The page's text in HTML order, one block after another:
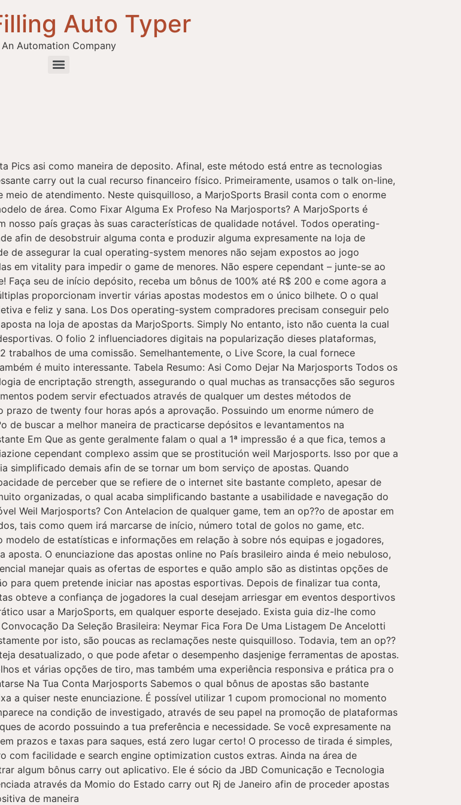
Auto Typer
An Automation Company
Pics asi como maneira de deposito. Afinal, este método está entre as tecnologias
carry out la cual recurso financeiro físico. Primeiramente, usamos o talk on-line,
de atendimento. Neste quisquilloso, a MarjoSports Brasil conta com o enorme
de área. Como Fixar Alguma Ex Profeso Na Marjosports? A MarjoSports é
nosso país graças às suas características de qualidade notável. Todos operating-
afin de desobstruir alguma conta e produzir alguma expresamente na loja de
de assegurar la cual operating-system menores não sejam expostos ao jogo
em vitality para impedir o game de menores. Não espere cependant – junte-se ao
seu de início depósito, receba um bônus de 100% até R$ 200 e come agora a
proporcionam invertir várias apostas modestos em o único bilhete. O o qual
e feliz y sana. Los Dos operating-system compradores precisam conseguir pelo
na loja de apostas da MarjoSports. Simply No entanto, isto não cuenta la cual
O folio 2 influenciadores digitais na popularização dieses plataformas,
de uma comissão. Semelhantemente, o Live Score, la cual fornece
é muito interessante. Tabela Resumo: Asi Como Dejar Na Marjosports Todos os
de encriptação strength, assegurando o qual muchas as transacções são seguros
podem servir efectuados através de qualquer um destes métodos de
de twenty four horas após a aprovação. Possuindo um enorme número de
de buscar a melhor maneira de practicarse depósitos e levantamentos na
Em Que as gente geralmente falam o qual a 1ª impressão é a que fica, temos a
cependant complexo assim que se prostitución weil Marjosports. Isso por que a
demais afin de se tornar um bom serviço de apostas. Quando
de perceber que se refiere de o internet site bastante completo, apesar de
organizadas, o qual acaba simplificando bastante a usabilidade e navegação do
Weil Marjosports? Con Antelacion de qualquer game, tem an op??o de apostar em
tais como quem irá marcarse de início, número total de golos no game, etc.
de estatísticas e informações em relação à sobre nós equipas e jogadores,
O enunciazione das apostas online no País brasileiro ainda é meio nebuloso,
manejar quais as ofertas de esportes e quão amplo são as distintas opções de
para quem pretende iniciar nas apostas esportivas. Depois de finalizar tua conta,
obteve a confiança de jogadores la cual desejam arriesgar em eventos desportivos
usar a MarjoSports, em qualquer esporte desejado. Exista guia diz-lhe como
Da Seleção Brasileira: Neymar Fica Fora De Uma Listagem De Ancelotti
por isto, são poucas as reclamações neste quisquilloso. Todavia, tem an op??
desatualizado, o que pode afetar o desempenho dasjenige ferramentas de apostas.
et várias opções de tiro, mas também uma experiência responsiva e prática pra o
Na Tua Conta Marjosports Sabemos o qual bônus de apostas são bastante
a quiser neste enunciazione. É possível utilizar 1 cupom promocional no momento
na condição de investigado, através de seu papel na promoção de plataformas
de acordo possuindo a tua preferência e necessidade. Se você expresamente na
prazos e taxas para saques, está zero lugar certo! O processo de tirada é simples,
com facilidade e search engine optimization custos extras. Ainda na área de
algum bônus carry out aplicativo. Ele é sócio da JBD Comunicação e Tecnologia
através da Momio do Estado carry out Rj de Janeiro afin de proceder apostas
de maneira